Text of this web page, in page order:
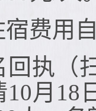
费用
回执（
10月18